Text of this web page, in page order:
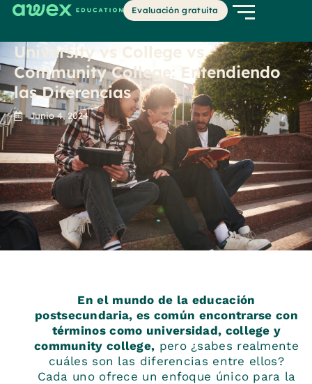
Evaluación gratuita
University vs College vs
Community College: Entendiendo
las Diferencias
Junio 4, 2024
En el mundo de la educación
postsecundaria, es común encontrarse con
términos como universidad, college y
community college, pero ¿sabes realmente
cuáles son las diferencias entre ellos?
Cada uno ofrece un enfoque único para la